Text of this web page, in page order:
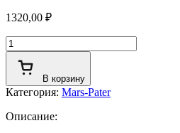
1320,00 ₽
Количество
товара
Подсумок
утилитарный
гор
В корзину
Категория: Mars-Pater
Описание: